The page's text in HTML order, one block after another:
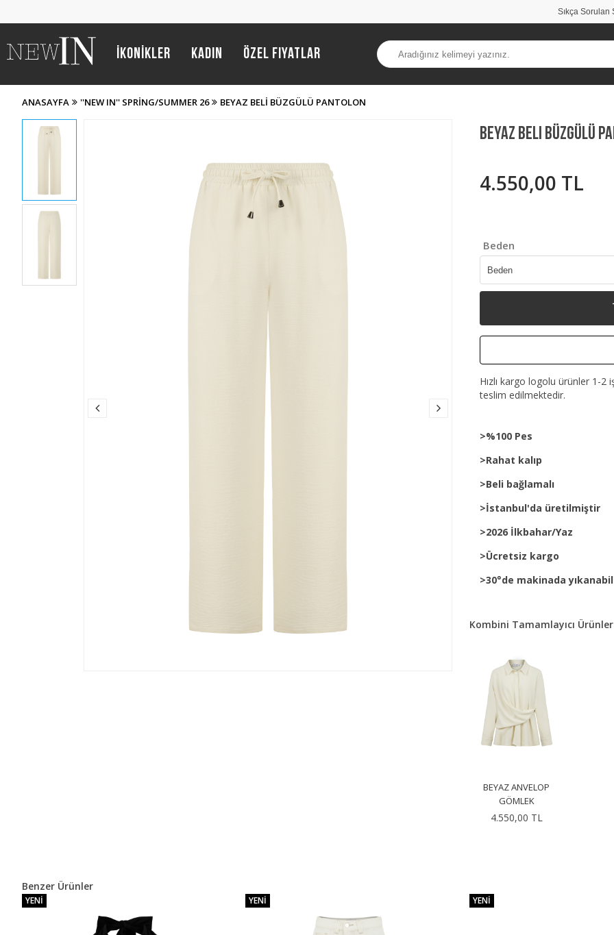
Sıkça Sorulan
İKONİKLER Kadın Özel Fiyatlar
ANASAYFA ''NEW IN'' SPRING/SUMMER 26 BEYAZ BELI BÜZGÜLÜ PANTOLON
Beyaz Beli Büzgülü
4.550,00 TL
Beden
Hızlı kargo logolu ürünler 1-
teslim edilmektedir.
>%100 Pes
>Rahat kalıp
>Beli bağlamalı
>İstanbul'da üretilmiştir
>2026 İlkbahar/Yaz
>Ücretsiz kargo
>30°de makinada
Kombini Tamamlayıcı Ürünler
BEYAZ ANVELOP
GÖMLEK
4.550,00 TL
Benzer Ürünler
YENI YENI YENI